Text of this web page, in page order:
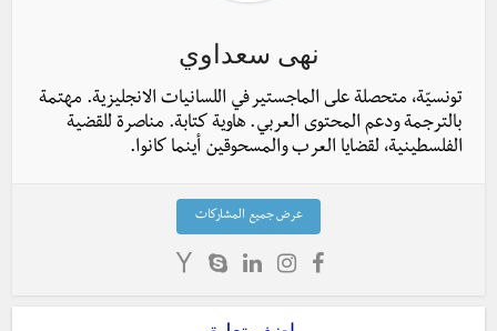
نهى سعداوي
تونسيّة، متحصلة على الماجستير في اللسانيات الانجليزية. مهتمة
بالترجمة ودعم المحتوى العربي. هاوية كتابة. مناصرة للقضية
الفلسطينية، لقضايا العرب والمسحوقين أينما كانوا.
عرض جميع المشاركات